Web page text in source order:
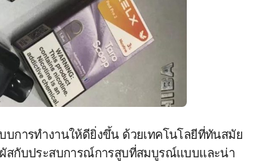
การทำงานให้ดียิ่งขึ้น ด้วยเทคโนโลยีที่ทันสมัย
สกับประสบการณ์การสูบที่สมบูรณ์แบบและน่า